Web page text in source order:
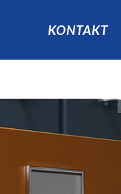
KONTAKT